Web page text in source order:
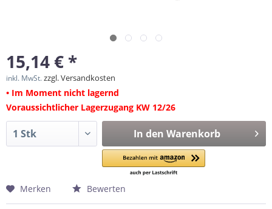
15,14 € *
inkl. MwSt.zzgl. Versandkosten
• Im Moment nicht lagernd
Voraussichtlicher Lagerzugang KW 12/26
In den Warenkorb
Merken Bewerten